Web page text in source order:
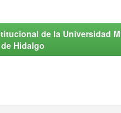
de la Universidad
Hidalgo